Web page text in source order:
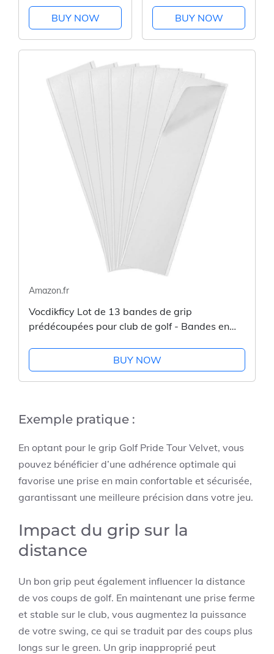
microfibre,
serviettes gaufrées,
serviettes de golf
accessoires de
golf,...
BUY NOW
Poignées de Club de
Golf Antidérapantes
pour Tous Clubs et
BUY NOW
Amazon.fr
Vocdikficy Lot de 13 bandes de grip
prédécoupées pour club de golf - Bandes en
Blanc
BUY NOW
Exemple pratique :
En optant pour le grip Golf Pride Tour Velvet, vous
pouvez bénéficier d’une adhérence optimale qui
favorise une prise en main confortable et sécurisée,
garantissant une meilleure précision dans votre jeu.
Impact du grip sur la
distance
Un bon grip peut également influencer la distance
de vos coups de golf. En maintenant une prise ferme
et stable sur le club, vous augmentez la puissance
de votre swing, ce qui se traduit par des coups plus
longs sur le green. Un grip inapproprié peut